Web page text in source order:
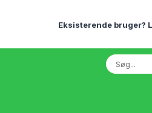
Eksisterende bruger?